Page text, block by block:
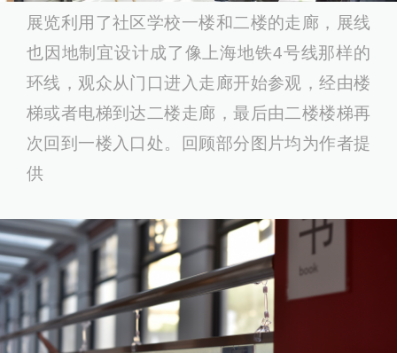
展览利用了社区学校一楼和二楼的走廊，展线
也因地制宜设计成了像上海地铁4号线那样的
环线，观众从门口进入走廊开始参观，经由楼
梯或者电梯到达二楼走廊，最后由二楼楼梯再
次回到一楼入口处。回顾部分图片均为作者提
供